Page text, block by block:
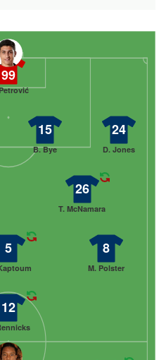
99
24
D. Jones
15
B. Bye
26
T. McNamara
8
M. Polster
5
12